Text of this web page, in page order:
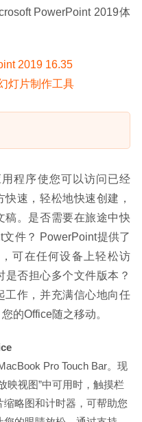
PowerPoint 2019体
用程序使您可以访问已经
速，轻松地快速创建，
稿。是否需要在旅途中快
件？ PowerPoint提供了
可在任何设备上轻松访
否担心多个文件版本？
工作，并充满信心地向任
的Office随之移动。
Pro Touch Bar。现
映视图”中可用时，触摸栏
缩略图和计时器，可帮助您